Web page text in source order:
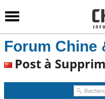
Forum Chine
Post à